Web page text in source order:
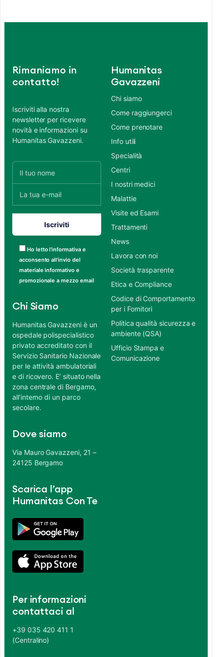
Rimaniamo in
contatto!
Iscriviti alla nostra
newsletter per ricevere
novità e informazioni su
Humanitas Gavazzeni.
Ho letto l’informativa e
acconsento all’invio del
materiale informativo e
promozionale a mezzo email
Chi Siamo
Humanitas Gavazzeni è un
ospedale polispecialistico
privato accreditato con il
Servizio Sanitario Nazionale
per le attività ambulatoriali
e di ricovero. E’ situato nella
zona centrale di Bergamo,
all’interno di un parco
secolare.
Dove siamo
Via Mauro Gavazzeni, 21 –
24125 Bergamo
Scarica l’app
Humanitas Con Te
Per informazioni
contattaci al
+39 035 420 411 1
(Centralino)
Humanitas
Gavazzeni
Chi siamo
Come raggiungerci
Come prenotare
Info utili
Specialità
Centri
I nostri medici
Malattie
Visite ed Esami
Trattamenti
News
Lavora con noi
Società trasparente
Etica e Compliance
Codice di Comportamento
per i Fornitori
Politica qualità sicurezza e
ambiente (QSA)
Ufficio Stampa e
Comunicazione